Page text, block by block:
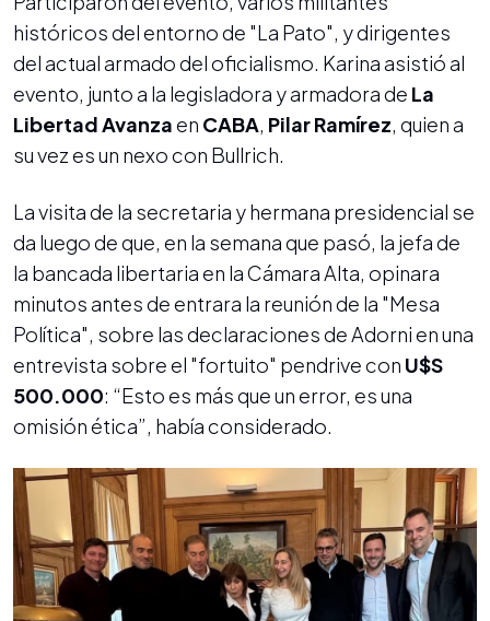
históricos del entorno de "La Pato", y dirigentes
del actual armado del oficialismo. Karinaasistió al
evento, junto a la legisladora y armadora de La
Libertad Avanzaen CABA, Pilar Ramírez, quien a
su vez es un nexo con Bullrich.
La visita de la secretaria y hermana presidencial se
da luego de que, en la semana que pasó, la jefa de
la bancada libertaria en la Cámara Alta, opinara
minutos antes de entrara la reunión de la "Mesa
Política", sobre las declaraciones de Adornien una
entrevista sobre el "fortuito" pendrive con U$S
500.000: “Esto es más que un error, es una
omisión ética”, había considerado.